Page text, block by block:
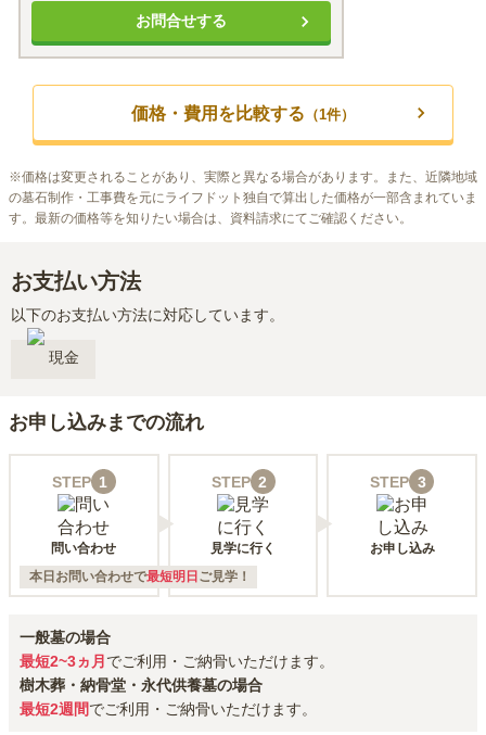
お問合せする
価格・費用を比較する （1件）
※価格は変更されることがあり、実際と異なる場合があります。また、近隣地域
の墓石制作・工事費を元にライフドット独自で算出した価格が一部含まれていま
す。最新の価格等を知りたい場合は、資料請求にてご確認ください。
お支払い方法
以下のお支払い方法に対応しています。
現金
お申し込みまでの流れ
STEP 1
問い合わせ
STEP 2
見学に行く
STEP 3
お申し込み
本日お問い合わせで最短明日 ご見学！
一般墓の場合
最短2~3ヵ月 でご利用・ご納骨いただけます。
樹木葬・納骨堂・永代供養墓の場合
最短2週間でご利用・ご納骨いただけます。